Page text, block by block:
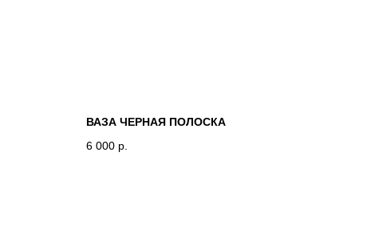
ВАЗА ЧЕРНАЯ ПОЛОСКА
6 000 р.